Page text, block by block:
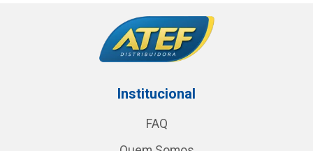
Institucional
FAQ